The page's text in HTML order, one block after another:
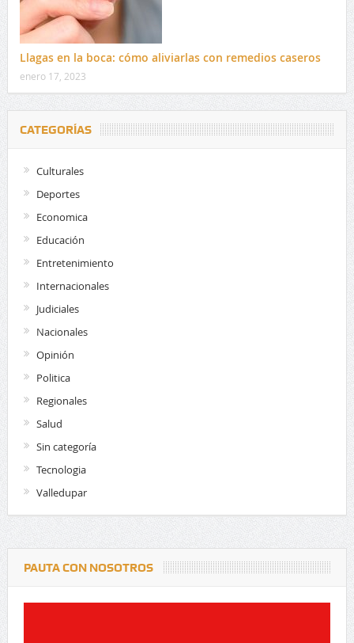
Llagas en la boca: cómo aliviarlas con remedios caseros
enero 17, 2023
CATEGORÍAS
Culturales
Deportes
Economica
Educación
Entretenimiento
Internacionales
Judiciales
Nacionales
Opinión
Politica
Regionales
Salud
Sin categoría
Tecnologia
Valledupar
PAUTA CON NOSOTROS